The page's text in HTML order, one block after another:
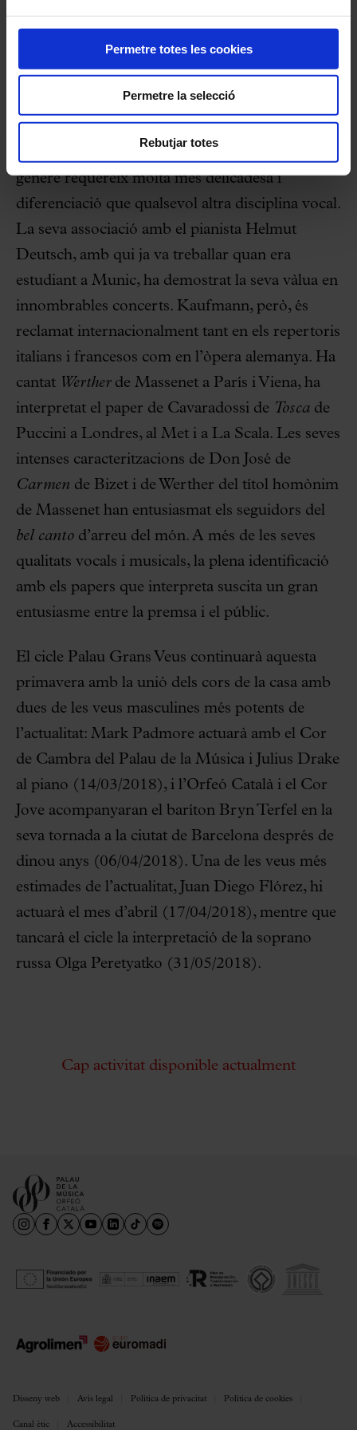
Permetre totes les cookies
Permetre la selecció
Rebutjar totes
aLes hugenotsde Meyerbeer a l’Opéra de París.
Al seu costat cantarà Jonas Kaufmann, qualificat
per la premsa internacional com el “nou rei dels
tenors”. Considera la interpretació artística de la
cançó com “la classe real de cant”, ja que aquest
gènere requereix molta més delicadesa i
diferenciació que qualsevol altra disciplina vocal.
La seva associació amb el pianista Helmut
Deutsch, amb qui ja va treballar quan era
estudiant a Munic, ha demostrat la seva vàlua en
innombrables concerts. Kaufmann, però, és
reclamat internacionalment tant en els repertoris
italians i francesos com en l’òpera alemanya. Ha
cantat Wertherde Massenet a París i Viena, ha
interpretat el paper de Cavaradossi de Tosca de
Puccini a Londres, al Met i a La Scala. Les seves
intenses caracteritzacions de Don José de
Carmen de Bizet i de Werther del títol homònim
de Massenet han entusiasmat els seguidors del
bel cantod’arreu del món. A més de les seves
qualitats vocals i musicals, la plena identificació
amb els papers que interpreta suscita un gran
entusiasme entre la premsa i el públic.
El cicle Palau Grans Veus continuarà aquesta
primavera amb la unió dels cors de la casa amb
dues de les veus masculines més potents de
l’actualitat: Mark Padmore actuarà amb el Cor
de Cambra del Palau de la Música i Julius Drake
al piano (14/03/2018), i l’Orfeó Català i el Cor
Jove acompanyaran el baríton Bryn Terfel en la
seva tornada a la ciutat de Barcelona després de
dinou anys (06/04/2018). Una de les veus més
estimades de l’actualitat, Juan Diego Flórez, hi
actuarà el mes d’abril (17/04/2018), mentre que
tancarà el cicle la interpretació de la soprano
russa Olga Peretyatko (31/05/2018).
Cap activitat disponible actualment
Disseny web Avís legal Política de privacitat Política de cookies
Canal ètic Accessibilitat